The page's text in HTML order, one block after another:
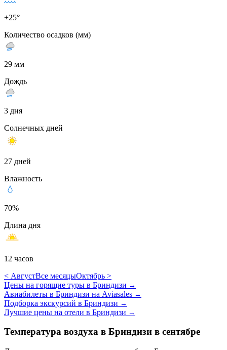
+25°
Количество осадков (мм)
29 мм
Дождь
3 дня
Солнечных дней
27 дней
Влажность
70%
Длина дня
12 часов
< АвгустВсе месяцыОктябрь >
Цены на горящие туры в Бриндизи →
Авиабилеты в Бриндизи на Aviasales →
Подборка экскурсий в Бриндизи →
Лучшие цены на отели в Бриндизи →
Температура воздуха в Бриндизи в сентябре